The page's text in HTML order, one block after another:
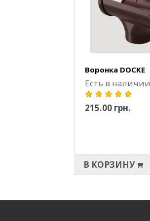
Воронка DOCKE
Есть в наличии
215.00 грн.
В КОРЗИНУ